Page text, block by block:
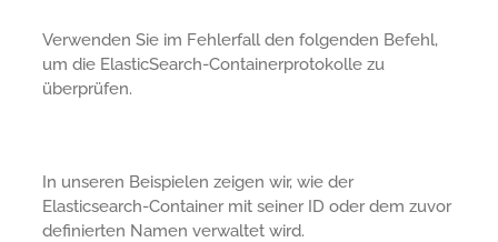
Verwenden Sie im Fehlerfall den folgenden Befehl,
um die ElasticSearch-Containerprotokolle zu
überprüfen.
In unseren Beispielen zeigen wir, wie der
Elasticsearch-Container mit seiner ID oder dem zuvor
definierten Namen verwaltet wird.